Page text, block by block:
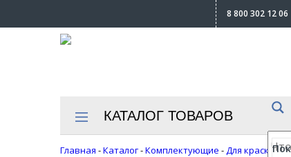
8 800 302 12 06
КАТАЛОГ ТОВАРОВ
Главная -Каталог-Комплектующие -Для